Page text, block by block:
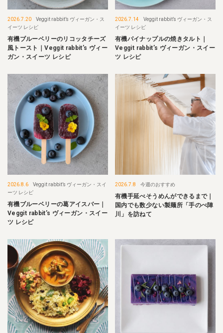
2026.7.20
Veggit rabbit’s ヴィーガン・ス
イーツ レシピ
有機ブルーベリーのリコッタチーズ
風トースト｜Veggit rabbit’s ヴィー
ガン・スイーツ レシピ
2026.7.14
Veggit rabbit’s ヴィーガン・ス
イーツ レシピ
有機パイナップルの焼きタルト｜
Veggit rabbit’s ヴィーガン・スイー
ツ レシピ
2026.8.6
Veggit rabbit’s ヴィーガン・スイ
ーツ レシピ
有機ブルーベリーの葛アイスバー｜
Veggit rabbit’s ヴィーガン・スイー
ツ レシピ
2026.7.8 今週のおすすめ
有機手延べそうめんができるまで｜
国内でも数少ない製麺所「手のべ陣
川」を訪ねて